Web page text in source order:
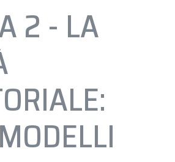
2 - LA